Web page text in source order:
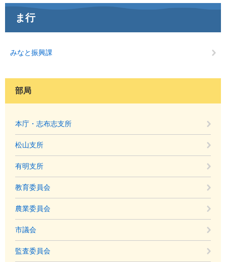
ま行
みなと振興課
部局
本庁・志布志支所
松山支所
有明支所
教育委員会
農業委員会
市議会
監査委員会